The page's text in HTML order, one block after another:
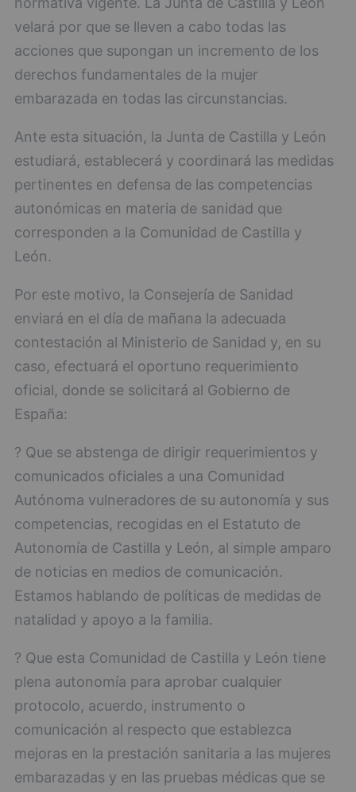
velará por que se lleven a cabo todas las
acciones que supongan un incremento de los
derechos fundamentales de la mujer
embarazada en todas las circunstancias.
Ante esta situación, la Junta de Castilla y León
estudiará, establecerá y coordinará las medidas
pertinentes en defensa de las competencias
autonómicas en materia de sanidad que
corresponden a la Comunidad de Castilla y
León.
Por este motivo, la Consejería de Sanidad
enviará en el día de mañana la adecuada
contestación al Ministerio de Sanidad y, en su
caso, efectuará el oportuno requerimiento
oficial, donde se solicitará al Gobierno de
España:
? Que se abstenga de dirigir requerimientos y
comunicados oficiales a una Comunidad
Autónoma vulneradores de su autonomía y sus
competencias, recogidas en el Estatuto de
Autonomía de Castilla y León, al simple amparo
de noticias en medios de comunicación.
Estamos hablando de políticas de medidas de
natalidad y apoyo a la familia.
? Que esta Comunidad de Castilla y León tiene
plena autonomía para aprobar cualquier
protocolo, acuerdo, instrumento o
comunicación al respecto que establezca
mejoras en la prestación sanitaria a las mujeres
embarazadas y en las pruebas médicas que se